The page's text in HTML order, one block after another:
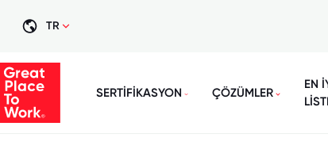
TR
SERTİFİKASYON ÇÖZÜMLER
EN